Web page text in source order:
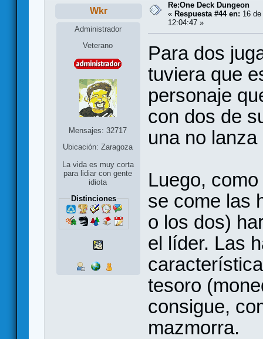
Wkr
Administrador
Veterano
Mensajes: 32717
Ubicación: Zaragoza
La vida es muy corta
para lidiar con gente
idiota
Distinciones
Re:One Deck Dungeon
« Respuesta #44 en: 16
12:04:47 »
Para dos
tuviera que
personaje
con dos de
una no
Luego,
se come las
o los dos)
el líder. Las
tesoro
consigue,
mazmorra.